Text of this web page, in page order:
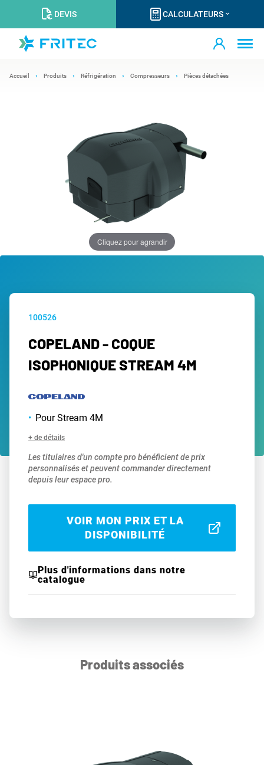
DEVIS CALCULATEURS
Accueil Produits Réfrigération Compresseurs Pièces détachées
Cliquez pour agrandir
100526
COPELAND - COQUE
ISOPHONIQUE STREAM 4M
Pour Stream 4M
+ de détails
Les titulaires d'un compte pro bénéficient de prix
personnalisés et peuvent commander directement
depuis leur espace pro.
VOIR MON PRIX ET LA
DISPONIBILITÉ
Plus d'informations dans notre
catalogue
Produits associés